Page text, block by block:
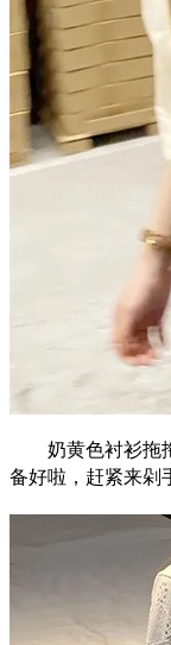
奶黄色衬衫拖拖
备好啦，赶紧来剁